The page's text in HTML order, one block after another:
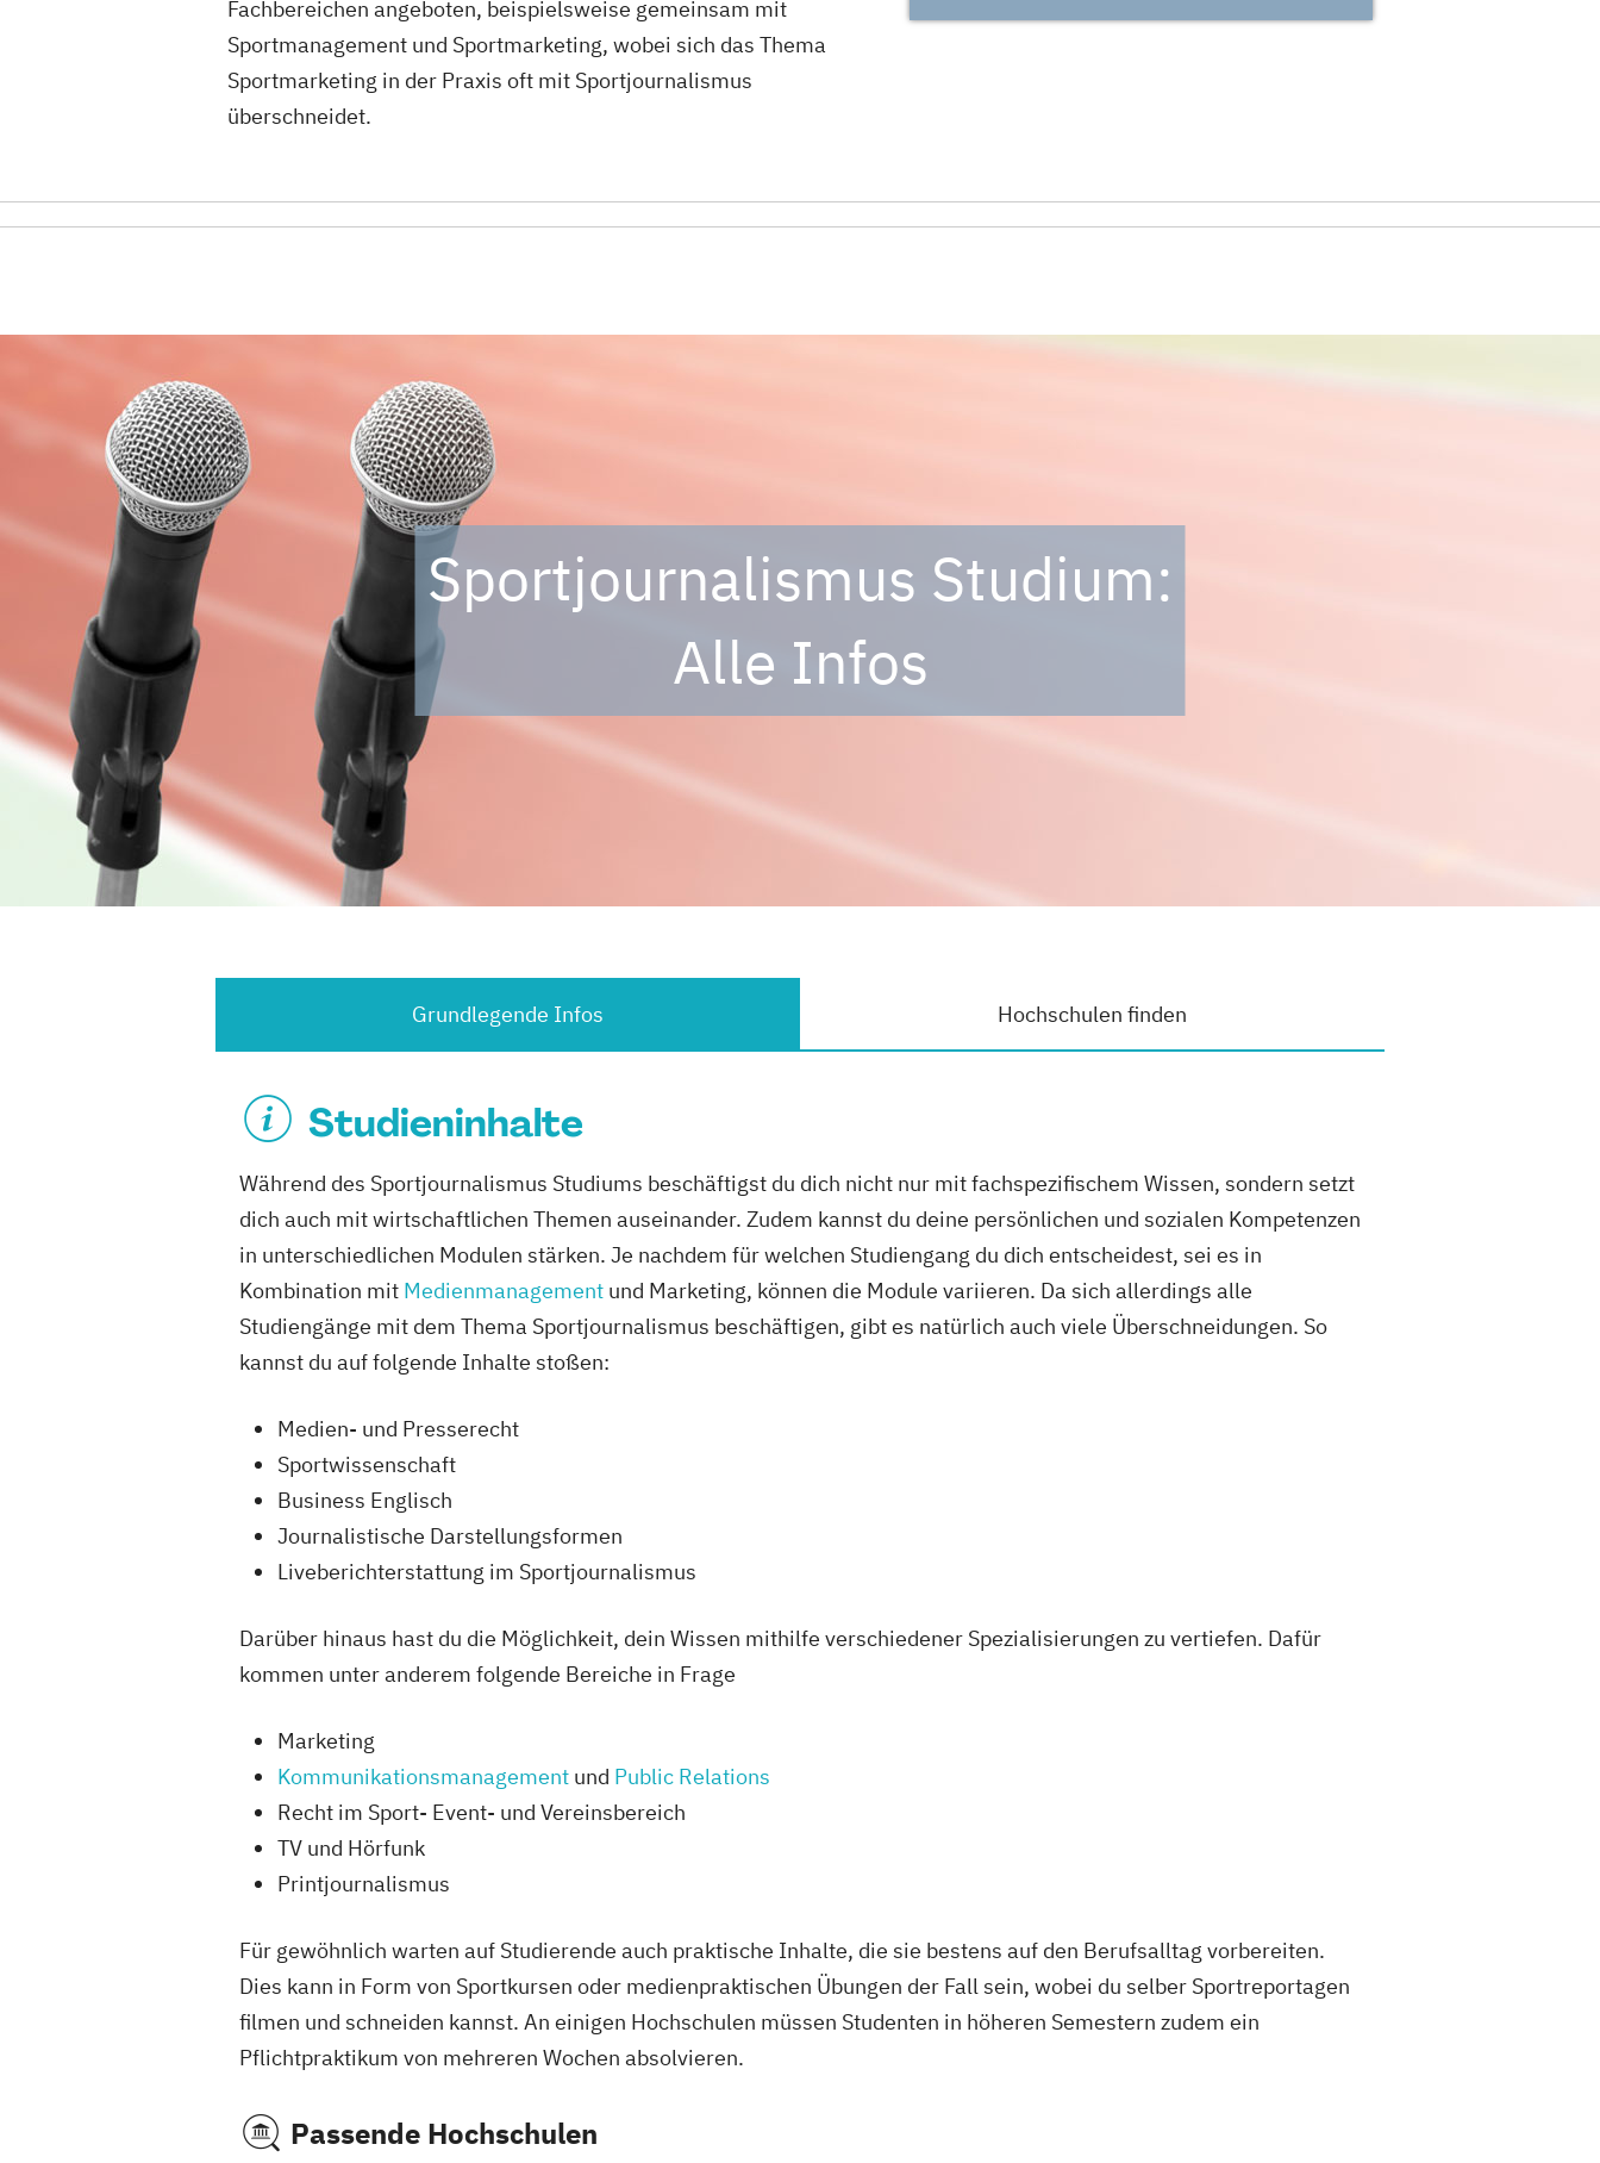
Fachbereichen angeboten, beispielsweise gemeinsam mit
Sportmanagement und Sportmarketing, wobei sich das Thema
Sportmarketing in der Praxis oft mit Sportjournalismus
überschneidet.
Sportjournalismus Studium:
Alle Infos
Grundlegende Infos Hochschulen finden
Studieninhalte
Während des Sportjournalismus Studiums beschäftigst du dich nicht nur mit fachspezifischem Wissen, sondern setzt
dich auch mit wirtschaftlichen Themen auseinander. Zudem kannst du deine persönlichen und sozialen Kompetenzen
in unterschiedlichen Modulen stärken. Je nachdem für welchen Studiengang du dich entscheidest, sei es in
Kombination mit Medienmanagement und Marketing, können die Module variieren. Da sich allerdings alle
Studiengänge mit dem Thema Sportjournalismus beschäftigen, gibt es natürlich auch viele Überschneidungen. So
kannst du auf folgende Inhalte stoßen:
Medien- und Presserecht
Sportwissenschaft
Business Englisch
Journalistische Darstellungsformen
Liveberichterstattung im Sportjournalismus
Darüber hinaus hast du die Möglichkeit, dein Wissen mithilfe verschiedener Spezialisierungen zu vertiefen. Dafür
kommen unter anderem folgende Bereiche in Frage
Marketing
Kommunikationsmanagement und Public Relations
Recht im Sport- Event- und Vereinsbereich
TV und Hörfunk
Printjournalismus
Für gewöhnlich warten auf Studierende auch praktische Inhalte, die sie bestens auf den Berufsalltag vorbereiten.
Dies kann in Form von Sportkursen oder medienpraktischen Übungen der Fall sein, wobei du selber Sportreportagen
filmen und schneiden kannst. An einigen Hochschulen müssen Studenten in höheren Semestern zudem ein
Pflichtpraktikum von mehreren Wochen absolvieren.
Passende Hochschulen